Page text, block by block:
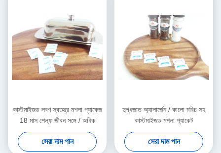
কাস্টমাইজড লবণ স্বতন্ত্র মশলা প্যাকেজ
18 মাস শেল্ফ জীবন সঙ্গে / অধিক
সেরা দাম পান
দুগ্ধজাত অ্যালার্জেন / কালো মরিচ সহ
কাস্টমাইজড মশলা প্যাকেট
সেরা দাম পান